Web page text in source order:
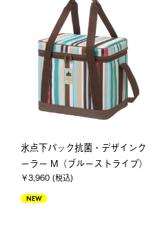
氷点下パック抗菌・デザインク
ーラー M（ブルーストライプ）
￥3,960 (税込)
NEW